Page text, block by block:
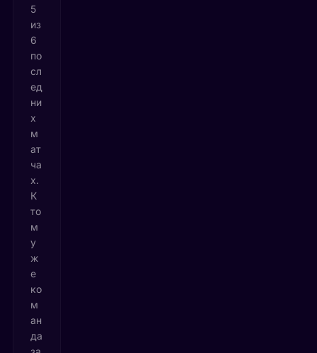
5
из
6
по
сл
ед
ни
х
м
ат
ча
х.
К
то
м
у
ж
е
ко
м
ан
да